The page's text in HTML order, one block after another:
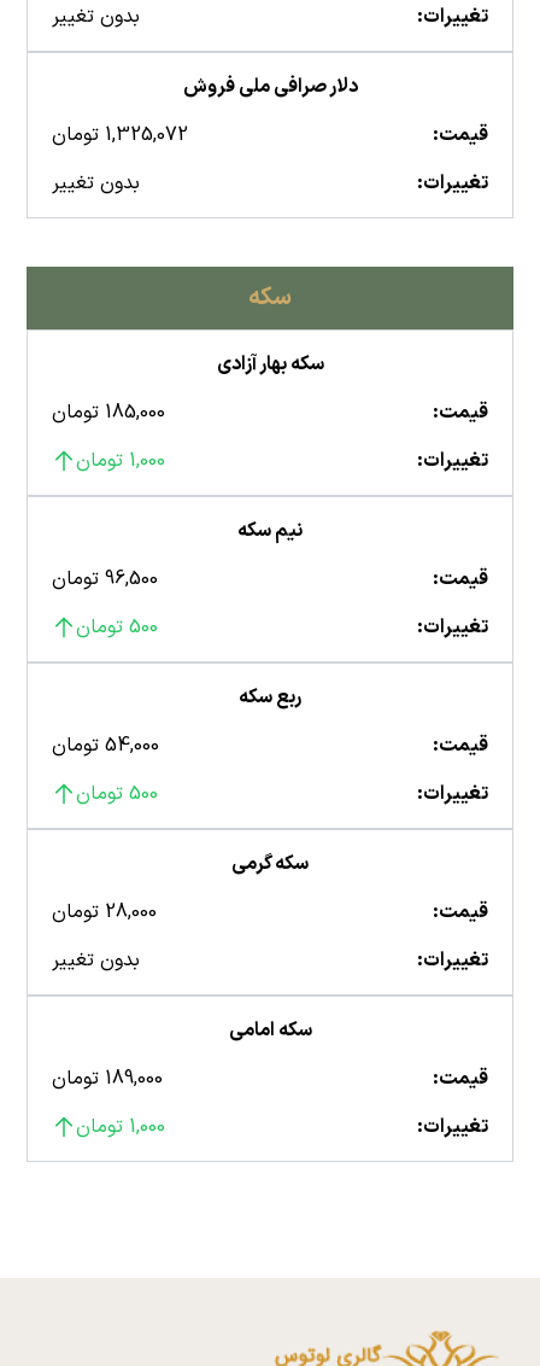
تغییرات:
بدون تغییر
دلار صرافی ملی فروش
قیمت:
1,325,072 تومان
تغییرات:
بدون تغییر
سکه
سکه بهار آزادی
قیمت:
185,000 تومان
تغییرات:
1,000 تومان
نیم سکه
قیمت:
96,500 تومان
تغییرات:
500 تومان
ربع سکه
قیمت:
54,000 تومان
تغییرات:
500 تومان
سکه گرمی
قیمت:
28,000 تومان
تغییرات:
بدون تغییر
سکه امامی
قیمت:
189,000 تومان
تغییرات:
1,000 تومان